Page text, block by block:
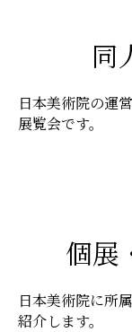
同
日本美術院の運
展覧会です。
個展
日本美術院に所
紹介します。